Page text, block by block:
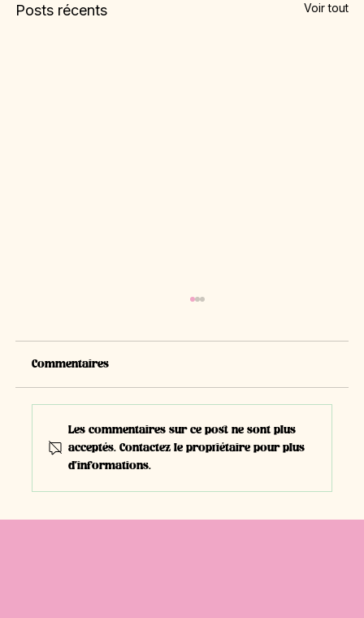
Posts récents Voir tout
Commentaires
Les commentaires sur ce post ne sont plus
acceptés. Contactez le propriétaire pour plus
d'informations.